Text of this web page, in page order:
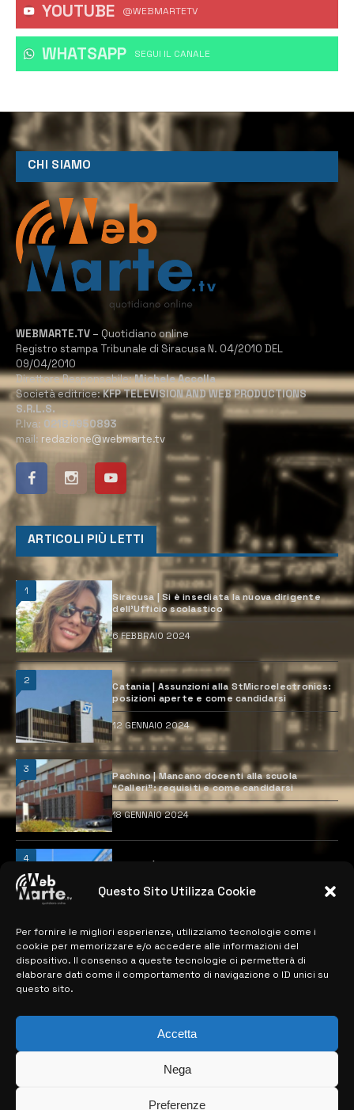
Questo Sito Utilizza Cookie
Per fornire le migliori esperienze, utilizziamo tecnologie come i
cookie per memorizzare e/o accedere alle informazioni del
dispositivo. Il consenso a queste tecnologie ci permetterà di
elaborare dati come il comportamento di navigazione o ID unici su
questo sito.
Accetta
Nega
Preferenze
YOUTUBE @WEBMARTETV
WHATSAPP ‎SEGUI IL CANALE
CHI SIAMO
WEBMARTE.TV – Quotidiano online
Registro stampa Tribunale di Siracusa N. 04/2010 DEL
09/04/2010
Direttore Responsabile:Michele Accolla
Società editrice:KFP TELEVISION AND WEB PRODUCTIONS
S.R.L.S.
P.Iva: 02184950893
mail: redazione@webmarte.tv
ARTICOLI PIÙ LETTI
1
Siracusa | Si è insediata la nuova dirigente
dell’Ufficio scolastico
6 FEBBRAIO 2024
2
Catania | Assunzioni alla StMicroelectronics:
posizioni aperte e come candidarsi
12 GENNAIO 2024
3
Pachino | Mancano docenti alla scuola
“Calleri”: requisiti e come candidarsi
18 GENNAIO 2024
4
Catania | Opportunità di lavoro con St
previste
MAPPA DEL SITO